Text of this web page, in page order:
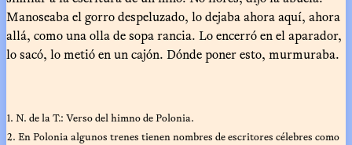
Manoseaba el gorro despeluzado, lo dejaba ahora aquí, ahora
allá, como una olla de sopa rancia. Lo encerró en el aparador,
lo sacó, lo metió en un cajón. Dónde poner esto, murmuraba.
1. N. de la T.: Verso del himno de Polonia.
2. En Polonia algunos trenes tienen nombres de escritores célebres como